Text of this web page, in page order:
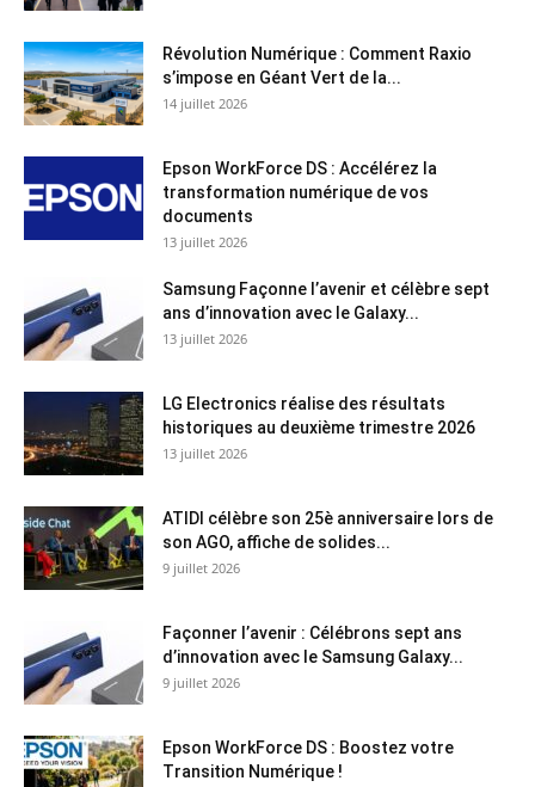
Révolution Numérique : Comment Raxio
s’impose en Géant Vert de la...
14 juillet 2026
Epson WorkForce DS : Accélérez la
transformation numérique de vos
documents
13 juillet 2026
Samsung Façonne l’avenir et célèbre sept
ans d’innovation avec le Galaxy...
13 juillet 2026
LG Electronics réalise des résultats
historiques au deuxième trimestre 2026
13 juillet 2026
ATIDI célèbre son 25è anniversaire lors de
son AGO, affiche de solides...
9 juillet 2026
Façonner l’avenir : Célébrons sept ans
d’innovation avec le Samsung Galaxy...
9 juillet 2026
Epson WorkForce DS : Boostez votre
Transition Numérique !